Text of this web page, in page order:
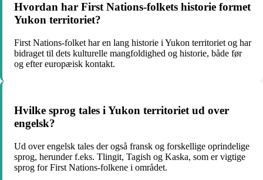
Hvordan har First Nations-folkets historie formet
Yukon territoriet?
First Nations-folket har en lang historie i Yukon territoriet og har
bidraget til dets kulturelle mangfoldighed og historie, både før
og efter europæisk kontakt.
Hvilke sprog tales i Yukon territoriet ud over
engelsk?
Ud over engelsk tales der også fransk og forskellige oprindelige
sprog, herunder f.eks. Tlingit, Tagish og Kaska, som er vigtige
sprog for First Nations-folkene i området.